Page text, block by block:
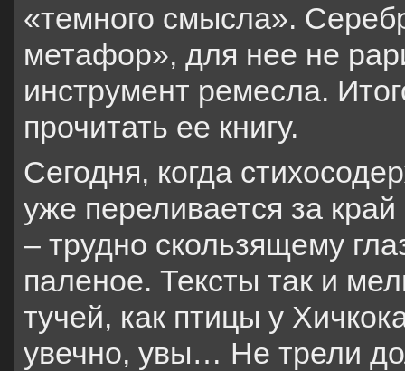
«темного смысла».
метафор», для нее не
инструмент ремесла.
прочитать ее книгу.
Сегодня, когда
уже переливается за
– трудно скользящему
паленое. Тексты так и
тучей, как птицы у
увечно, увы… Не трели